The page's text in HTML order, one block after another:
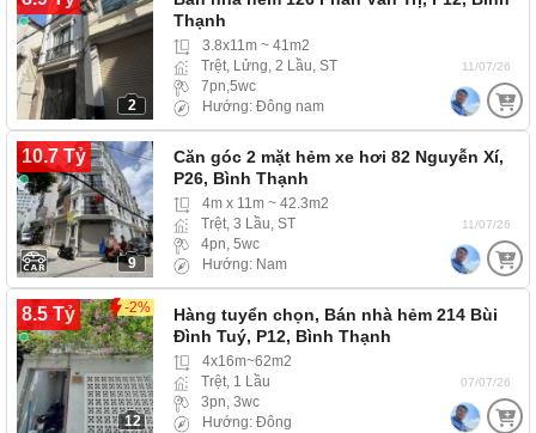
2
Thạnh
3.8x11m ~ 41m2
Trệt, Lửng, 2 Lầu, ST
7pn,5wc
Hướng: Đông nam
11/07/26
10.7 Tỷ
9
Căn góc 2 mặt hẻm xe hơi 82 Nguyễn Xí,
P26, Bình Thạnh
4m x 11m ~ 42.3m2
Trệt, 3 Lầu, ST
4pn, 5wc
Hướng: Nam
11/07/26
8.5 Tỷ -2%
12
Hàng tuyển chọn, Bán nhà hẻm 214 Bùi
Đình Tuý, P12, Bình Thạnh
4x16m~62m2
Trệt, 1 Lầu
3pn, 3wc
Hướng: Đông
07/07/26